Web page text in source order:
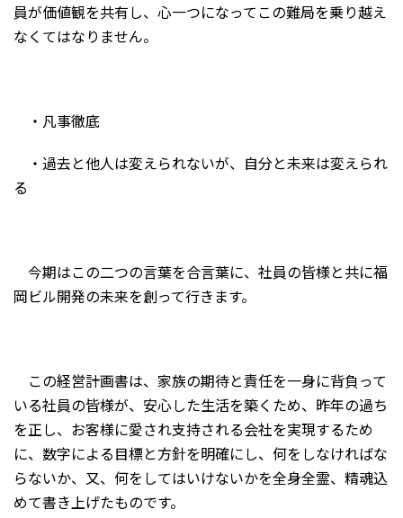
員が価値観を共有し、心一つになってこの難局を乗り越え
なくてはなりません。
・凡事徹底
・過去と他人は変えられないが、自分と未来は変えられ
る
今期はこの二つの言葉を合言葉に、社員の皆様と共に福
岡ビル開発の未来を創って行きます。
この経営計画書は、家族の期待と責任を一身に背負って
いる社員の皆様が、安心した生活を築くため、昨年の過ち
を正し、お客様に愛され支持される会社を実現するため
に、数字による目標と方針を明確にし、何をしなければな
らないか、又、何をしてはいけないかを全身全霊、精魂込
めて書き上げたものです。